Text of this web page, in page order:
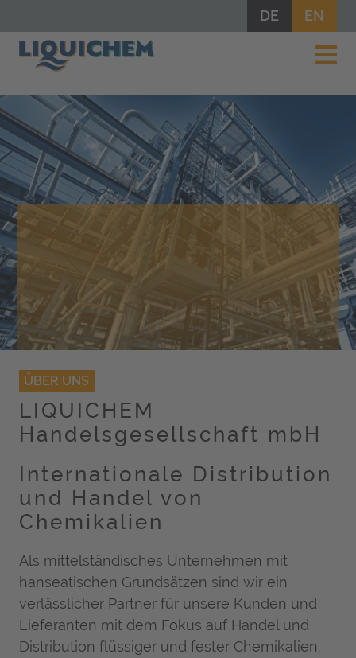
DE EN
CHEMIE IST BINDUNG
INTERNATIONALE DISTRIBUTION
UND HANDEL VON CHEMIKALIEN
ÜBER UNS
LIQUICHEM
Handels­gesellschaft mbH
Internationale Distribution
und Handel von
Chemikalien
Als mittelständisches Unternehmen mit
hanseatischen Grundsätzen sind wir ein
verlässlicher Partner für unsere Kunden und
Lieferanten mit dem Fokus auf Handel und
Distribution flüssiger und fester Chemikalien.